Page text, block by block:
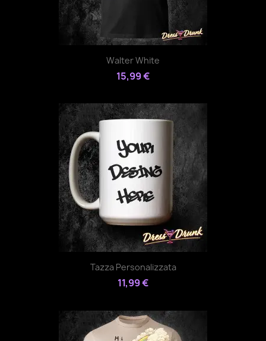
Walter White
15,99 €
Tazza Personalizzata
11,99 €